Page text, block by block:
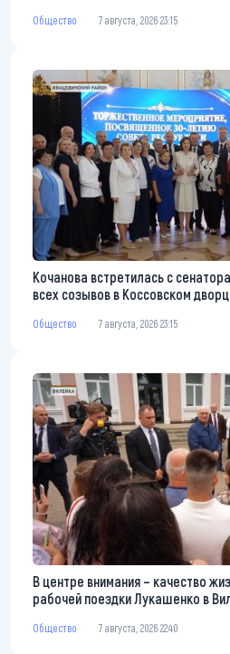
Общество 7 августа, 2026 23:15
Кочанова встретилась с
всех созывов в Коссовском
Общество 7 августа, 2026 23:15
В центре внимания – качество
рабочей поездки Лукашенко в
Общество 7 августа, 2026 22:40